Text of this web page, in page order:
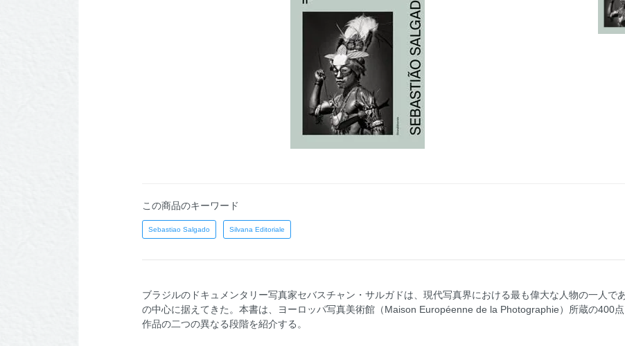
この商品のキーワード
Sebastiao Salgado Silvana Editoriale
ブラジルのドキュメンタリー写真家セバスチャン・サルガドは、現代写真界における最も偉大な人物の一人で
の中心に据えてきた。本書は、ヨーロッパ写真美術館（Maison Européenne de la Photographie）所蔵の400
作品の二つの異なる段階を紹介する。